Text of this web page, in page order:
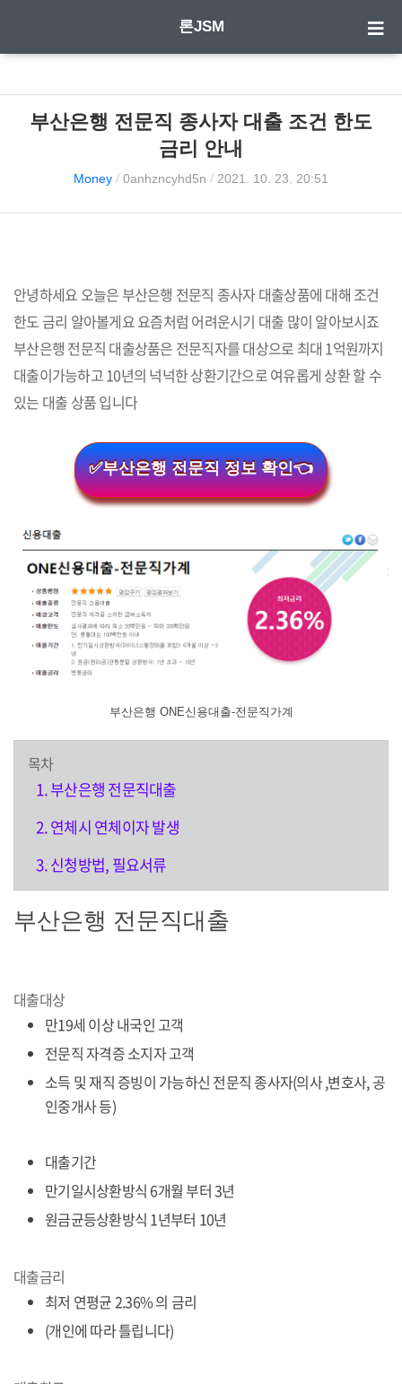
론JSM
부산은행 전문직 종사자 대출 조건 한도
금리 안내
Money / 0anhzncyhd5n / 2021. 10. 23. 20:51
안녕하세요 오늘은 부산은행 전문직 종사자 대출상품에 대해 조건
한도 금리 알아볼게요 요즘처럼 어려운시기 대출 많이 알아보시죠
부산은행 전문직 대출상품은 전문직자를 대상으로 최대 1억원까지
대출이가능하고 10년의 넉넉한 상환기간으로 여유롭게 상환 할 수
있는 대출 상품 입니다
✅부산은행 전문직 정보 확인👈
부산은행 ONE신용대출-전문직가계
목차
부산은행 전문직대출
연체시 연체이자 발생
신청방법, 필요서류
부산은행 전문직대출
대출대상
만19세 이상 내국인 고객
전문직 자격증 소지자 고객
소득 및 재직 증빙이 가능하신 전문직 종사자(의사 ,변호사, 공
인중개사 등)
대출기간
만기일시상환방식 6개월 부터 3년
원금균등상환방식 1년부터 10년
대출금리
최저 연평균 2.36% 의 금리
(개인에 따라 틀립니다)